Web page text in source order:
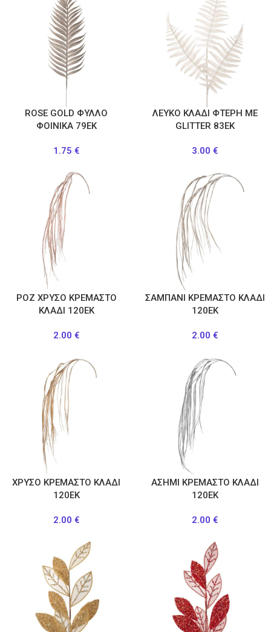
ROSE GOLD ΦΥΛΛΟ
ΦΟΙΝΙΚΑ 79ΕΚ
1.75 €
ΛΕΥΚΟ ΚΛΑΔΙ ΦΤΕΡΗ ΜΕ
GLITTER 83ΕΚ
3.00 €
ΡΟΖ ΧΡΥΣΟ ΚΡΕΜΑΣΤΟ
ΚΛΑΔΙ 120ΕΚ
2.00 €
ΣΑΜΠΑΝΙ ΚΡΕΜΑΣΤΟ ΚΛΑΔΙ
120ΕΚ
2.00 €
ΧΡΥΣΟ ΚΡΕΜΑΣΤΟ ΚΛΑΔΙ
120ΕΚ
2.00 €
ΑΣΗΜΙ ΚΡΕΜΑΣΤΟ ΚΛΑΔΙ
120ΕΚ
2.00 €